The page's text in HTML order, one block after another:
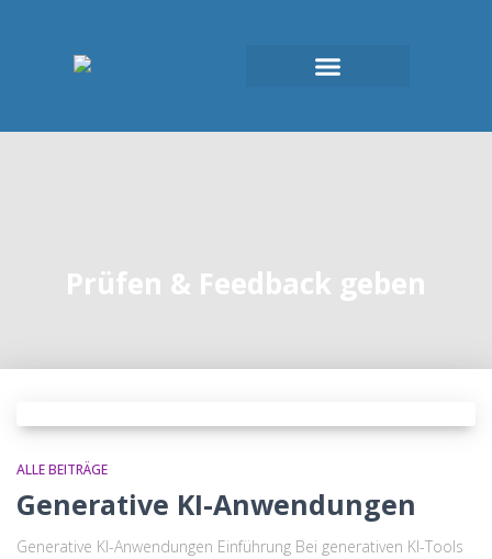
Prüfen & Feedback geben
ALLE BEITRÄGE
Generative KI-Anwendungen
Generative KI-Anwendungen Einführung Bei generativen KI-Tools